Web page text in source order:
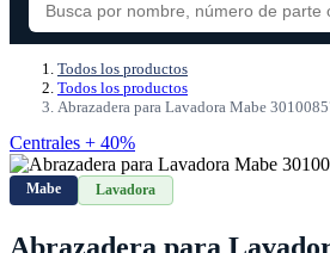
Todos los productos
Todos los productos
Abrazadera para Lavadora Mabe
Centrales + 40%
Mabe Lavadora
Abrazadera para